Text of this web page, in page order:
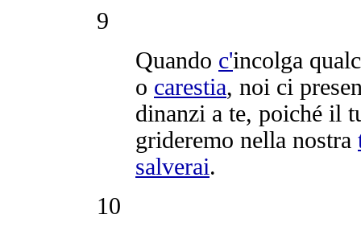
9
Quando c'incolga
o carestia, noi ci
dinanzi a te, poiché il
grideremo nella nostra
salverai.
10